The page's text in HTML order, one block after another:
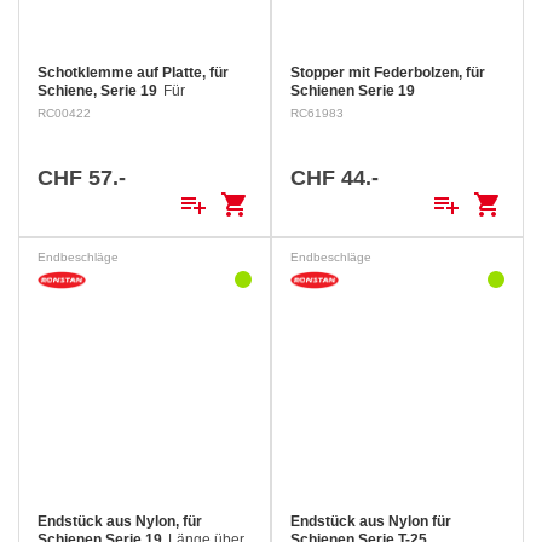
Schotklemme auf Platte, für
Schiene, Serie 19 Für
Endbeschlag RC61985, für Tau
RC00422
CHF 57.-
playlist_add shopping_cart
Stopper mit Federbolzen, für
Schienen Serie 19
Gummipuffer. Länge über alles:
RC61983
CHF 44.-
playlist_add shopping_cart
Endbeschläge
Endstück aus Nylon, für
Endbeschläge
Endstück aus Nylon für